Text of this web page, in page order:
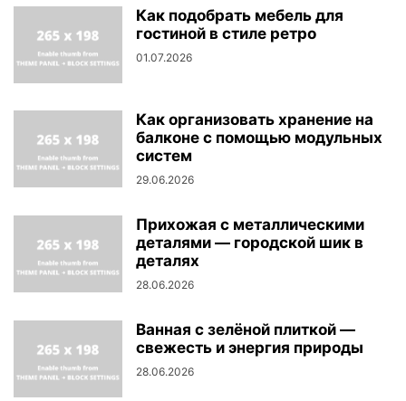
Как подобрать мебель для
гостиной в стиле ретро
01.07.2026
Как организовать хранение на
балконе с помощью модульных
систем
29.06.2026
Прихожая с металлическими
деталями — городской шик в
деталях
28.06.2026
Ванная с зелёной плиткой —
свежесть и энергия природы
28.06.2026